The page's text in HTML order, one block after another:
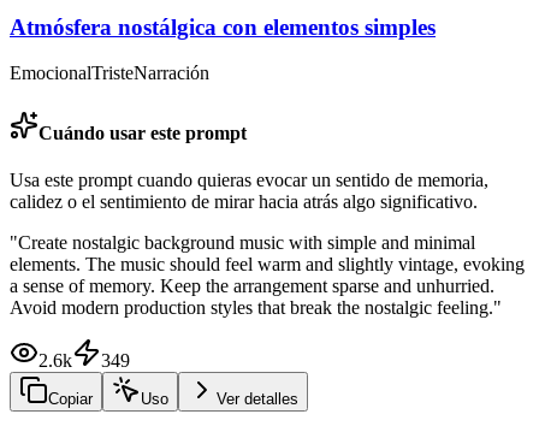
Atmósfera nostálgica con elementos simples
EmocionalTristeNarración
Cuándo usar este prompt
Usa este prompt cuando quieras evocar un sentido de memoria,
calidez o el sentimiento de mirar hacia atrás algo significativo.
"Create nostalgic background music with simple and minimal
elements. The music should feel warm and slightly vintage, evoking
a sense of memory. Keep the arrangement sparse and unhurried.
Avoid modern production styles that break the nostalgic feeling."
2.6k 349
Copiar Uso Ver detalles